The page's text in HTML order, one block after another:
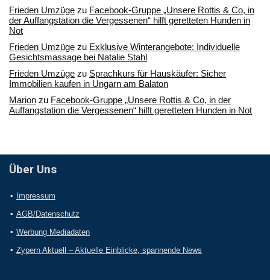
Frieden Umzüge zu Facebook-Gruppe „Unsere Rottis & Co, in
der Auffangstation die Vergessenen“ hilft geretteten Hunden in
Not
Frieden Umzüge zu Exklusive Winterangebote: Individuelle
Gesichtsmassage bei Natalie Stahl
Frieden Umzüge zu Sprachkurs für Hauskäufer: Sicher
Immobilien kaufen in Ungarn am Balaton
Marion zu Facebook-Gruppe „Unsere Rottis & Co, in der
Auffangstation die Vergessenen“ hilft geretteten Hunden in Not
Über Uns
Impressum
AGB/Datenschutz
Werbung Mediadaten
Zypern Aktuell – Aktuelle Einblicke, spannende News